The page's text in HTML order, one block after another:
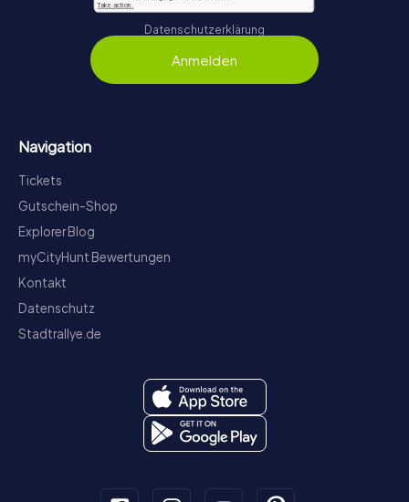
Datenschutzerklärung
Anmelden
Navigation
Tickets
Gutschein-Shop
Explorer Blog
myCityHunt Bewertungen
Kontakt
Datenschutz
Stadtrallye.de